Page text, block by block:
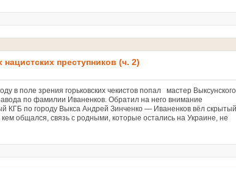
преступников (ч. 2)
в поле зрения горьковских чекистов попал мастер Выксунского
по фамилии Иваненков. Обратил на него внимание
КГБ по городу Выкса Андрей Зинченко — Иваненков вёл скрытый
общался, связь с родными, которые остались на Украине, не